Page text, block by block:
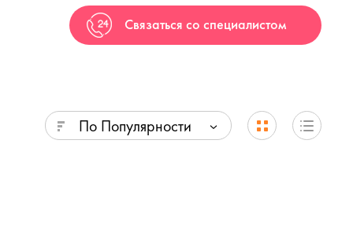
Связаться со специалистом
По Популярности